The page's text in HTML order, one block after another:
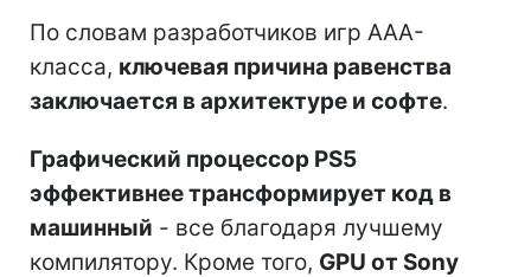
По словам разработчиков игр AAA-
класса, ключевая причина равенства
заключается в архитектуре и софте.
Графический процессор PS5
эффективнее трансформирует код в
машинный - все благодаря лучшему
компилятору. Кроме того, GPU от Sony